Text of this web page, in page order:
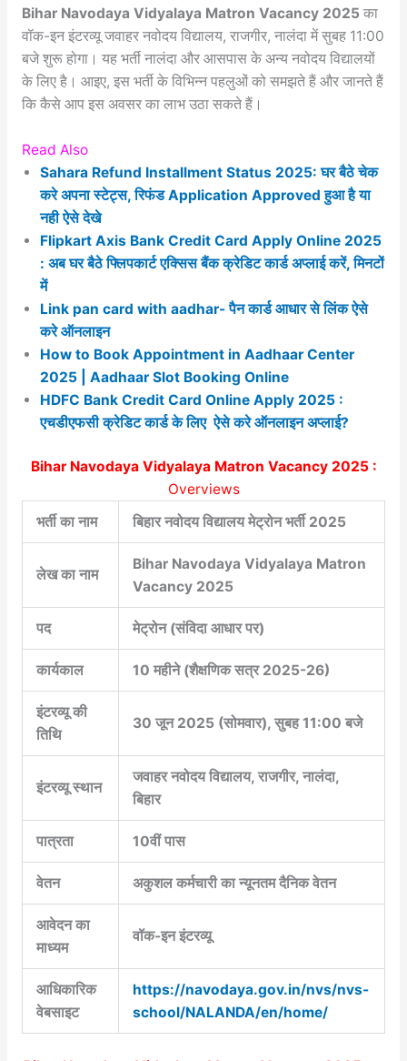
Bihar Navodaya Vidyalaya Matron Vacancy 2025 का
वॉक-इन इंटरव्यू जवाहर नवोदय विद्यालय, राजगीर, नालंदा में सुबह 11:00
बजे शुरू होगा। यह भर्ती नालंदा और आसपास के अन्य नवोदय विद्यालयों
के लिए है। आइए, इस भर्ती के विभिन्न पहलुओं को समझते हैं और जानते हैं
कि कैसे आप इस अवसर का लाभ उठा सकते हैं।
Read Also
Sahara Refund Installment Status 2025: घर बैठे चेक
करे अपना स्टेट्स, रिफंड Application Approved हुआ है या
नही ऐसे देखे
Flipkart Axis Bank Credit Card Apply Online 2025
: अब घर बैठे फ्लिपकार्ट एक्सिस बैंक क्रेडिट कार्ड अप्लाई करें, मिनटों
में
Link pan card with aadhar- पैन कार्ड आधार से लिंक ऐसे
करे ऑनलाइन
How to Book Appointment in Aadhaar Center
2025 | Aadhaar Slot Booking Online
HDFC Bank Credit Card Online Apply 2025 :
एचडीएफसी क्रेडिट कार्ड के लिए ऐसे करे ऑनलाइन अप्लाई?
Bihar Navodaya Vidyalaya Matron Vacancy 2025 :
Overviews
भर्ती का नाम
बिहार नवोदय विद्यालय मेट्रोन भर्ती 2025
लेख का नाम
Bihar Navodaya Vidyalaya Matron
Vacancy 2025
पद मेट्रोन (संविदा आधार पर)
कार्यकाल 10 महीने (शैक्षणिक सत्र 2025-26)
इंटरव्यू की
तिथि
30 जून 2025 (सोमवार), सुबह 11:00 बजे
इंटरव्यू स्थान
जवाहर नवोदय विद्यालय, राजगीर, नालंदा,
बिहार
पात्रता 10वीं पास
वेतन अकुशल कर्मचारी का न्यूनतम दैनिक वेतन
आवेदन का
माध्यम
वॉक-इन इंटरव्यू
आधिकारिक
वेबसाइट
https://navodaya.gov.in/nvs/nvs-
school/NALANDA/en/home/